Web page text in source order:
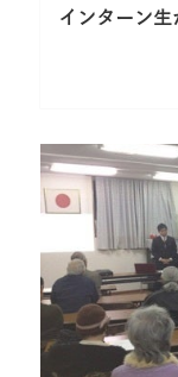
インターン生